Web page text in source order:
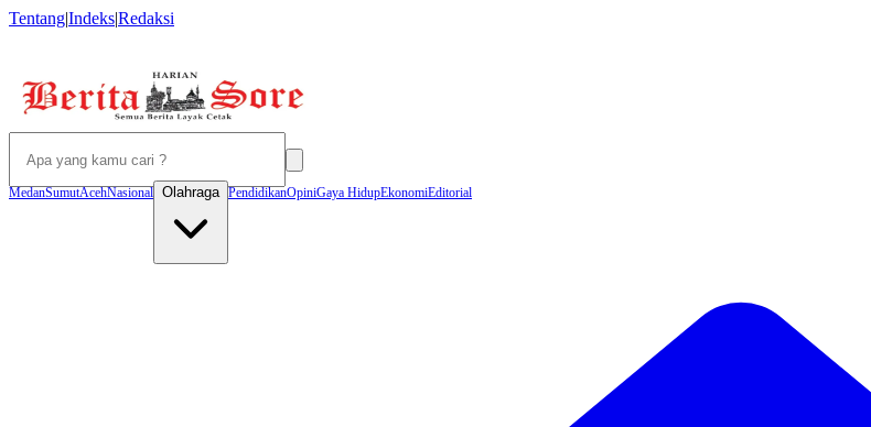
Tentang|Indeks|Redaksi
MedanSumutAcehNasional Olahraga PendidikanOpiniGaya HidupEkonomiEditorial